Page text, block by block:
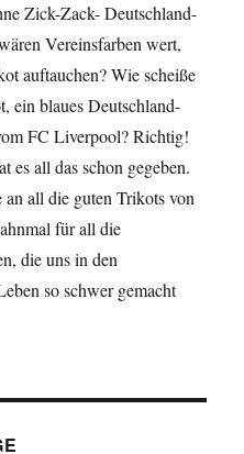
Zick-Zack- Deutschland-
Vereinsfarben wert,
auftauchen? Wie scheiße
ein blaues Deutschland-
FC Liverpool? Richtig!
es all das schon gegeben.
all die guten Trikots von
für all die
die uns in den
so schwer gemacht